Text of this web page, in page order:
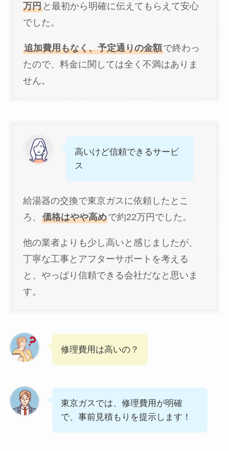
万円と最初から明確に伝えてもらえて安心
でした。
追加費用もなく、予定通りの金額で終わっ
たので、料金に関しては全く不満はありま
せん。
高いけど信頼できるサービ
ス
給湯器の交換で東京ガスに依頼したとこ
ろ、 価格はやや高めで約22万円でした。
他の業者よりも少し高いと感じましたが、
丁寧な工事とアフターサポートを考える
と、やっぱり信頼できる会社だなと思いま
す。
修理費用は高いの？
東京ガスでは、修理費用が明確
で、事前見積もりを提示します！